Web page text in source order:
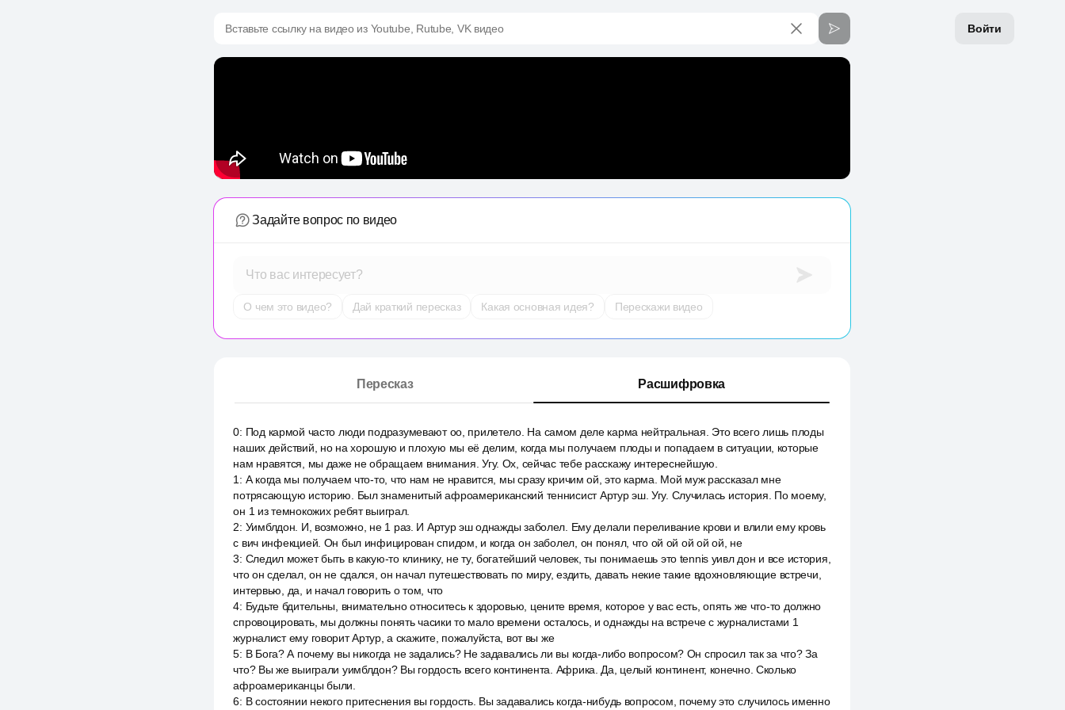
Войти
Вставьте ссылку на видео из Youtube, Rutube, VK видео
Задайте вопрос по видео
Что вас интересует?
О чем это видео? Дай краткий пересказ Какая основная идея? Перескажи видео
Пересказ Расшифровка
0: Под кармой часто люди подразумевают оо, прилетело. На самом деле карма нейтральная. Это всего лишь плоды
наших действий, но на хорошую и плохую мы её делим, когда мы получаем плоды и попадаем в ситуации, которые
нам нравятся, мы даже не обращаем внимания. Угу. Ох, сейчас тебе расскажу интереснейшую.
1 : А когда мы получаем что-то, что нам не нравится, мы сразу кричим ой, это карма. Мой муж рассказал мне
потрясающую историю. Был знаменитый афроамериканский теннисист Артур эш. Угу. Случилась история. По моему,
он 1 из темнокожих ребят выиграл.
2: Уимблдон. И, возможно, не 1 раз. И Артур эш однажды заболел. Ему делали переливание крови и влили ему кровь
с вич инфекцией. Он был инфицирован спидом, и когда он заболел, он понял, что ой ой ой ой ой, не
3: Следил может быть в какую-то клинику, не ту, богатейший человек, ты понимаешь это tennis уивл дон и все история,
что он сделал, он не сдался, он начал путешествовать по миру, ездить, давать некие такие вдохновляющие встречи,
интервью, да, и начал говорить о том, что
4: Будьте бдительны, внимательно относитесь к здоровью, цените время, которое у вас есть, опять же что-то должно
спровоцировать, мы должны понять часики то мало времени осталось, и однажды на встрече с журналистами 1
журналист ему говорит Артур, а скажите, пожалуйста, вот вы же
5: В Бога? А почему вы никогда не задались? Не задавались ли вы когда-либо вопросом? Он спросил так за что? За
что? Вы же выиграли уимблдон? Вы гордость всего континента. Африка. Да, целый континент, конечно. Сколько
афроамериканцы были.
6: В состоянии некого притеснения вы гордость. Вы задавались когда-нибудь вопросом, почему это случилось именно